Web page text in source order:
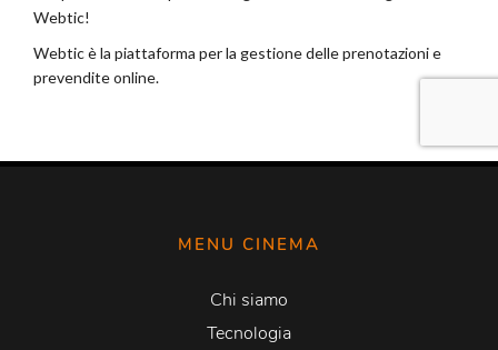
MENU CINEMA
Chi siamo
Tecnologia